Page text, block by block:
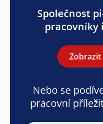
Společnost
pracovníky
Nebo se
pracovní